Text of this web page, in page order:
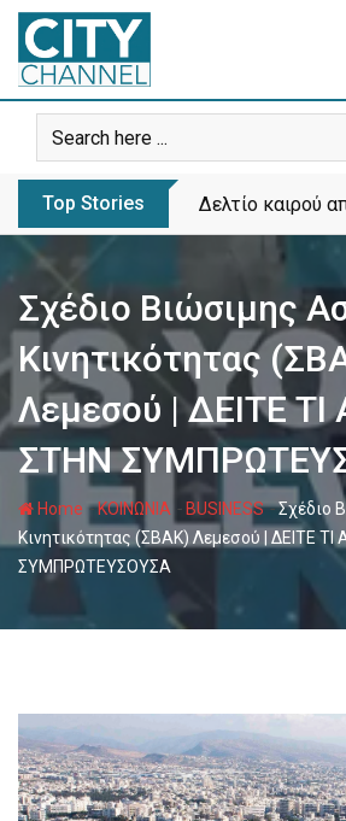
Skip
content
Top Stories Το πρώτο πάρκο
Σχέδιο Βιώσιμης
Κινητικότητας
Λεμεσού | ΔΕΙΤΕ ΤΙ
ΣΤΗΝ
Home -ΚΟΙΝΩΝΙΑ - BUSINESS-Σχέδιο
Κινητικότητας (ΣΒΑΚ) Λεμεσού | ΔΕΙΤΕ
ΣΥΜΠΡΩΤΕΥΣΟΥΣΑ